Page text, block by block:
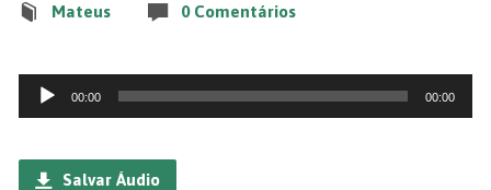
Mateus 0 Comentários
Tocador
de
áudio
00:00 00:00
Salvar Áudio